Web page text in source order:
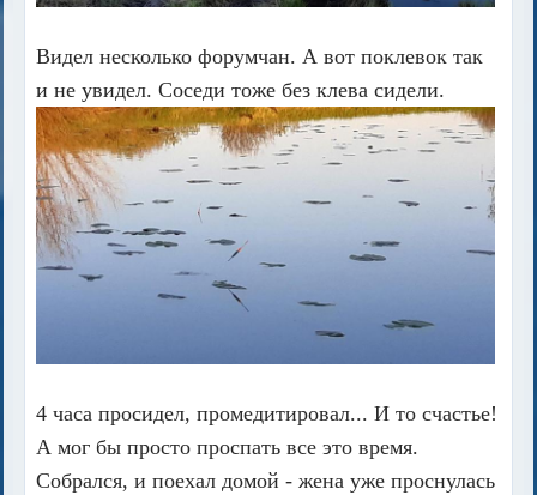
Видел несколько форумчан. А вот поклевок так
и не увидел. Соседи тоже без клева сидели.
4 часа просидел, промедитировал... И то счастье!
А мог бы просто проспать все это время.
Собрался, и поехал домой - жена уже проснулась